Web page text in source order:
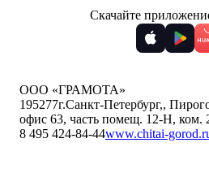
Скачайте
ООО «ГРАМОТА»
195277г.Санкт-Петербург,,
офис 63, часть помещ. 12-Н, ком.
8 495 424-84-44www.chitai-